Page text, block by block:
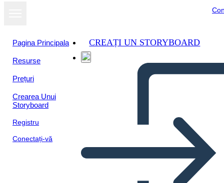
Pagina Principala
Resurse
Prețuri
Crearea Unui
Storyboard
Registru
Conectați-vă
CREAȚI UN STORYBOARD